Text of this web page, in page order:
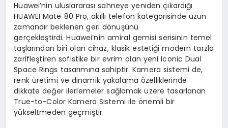
Huawei’nin uluslararası sahneye yeniden çıkardığı
HUAWEI Mate 80 Pro, akıllı telefon kategorisinde uzun
zamandır beklenen geri dönüşünü
gerçekleştirdi. Huawei’nin amiral gemisi serisinin temel
taşlarından biri olan cihaz, klasik estetiği modern tarzla
zarifleştiren sofistike bir evrim olan yeni Iconic Dual
Space Rings tasarımına sahiptir. Kamera sistemi de,
renk üretimi ve dinamik yakalama özelliklerinde
dikkate değer ilerlemeler sağlamak üzere tasarlanan
True-to-Color Kamera Sistemi ile önemli bir
yükseltmeden geçmiştir.